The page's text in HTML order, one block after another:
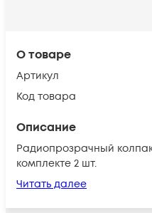
О товаре
Артикул
Код товара
Описание
Радиопрозрачный колпак
комплекте 2 шт.
Читать далее